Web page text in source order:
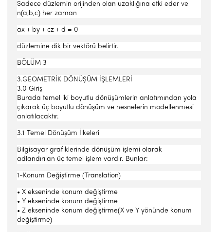
Sadece düzlemin orijinden olan uzaklığına etki eder ve
n(a,b,c) her zaman
ax + by + cz + d = 0
düzlemine dik bir vektörü belirtir.
BÖLÜM 3
3.GEOMETRİK DÖNÜŞÜM İŞLEMLERİ
3.0 Giriş
Burada temel iki boyutlu dönüşümlerin anlatımından yola
çıkarak üç boyutlu dönüşüm ve nesnelerin modellenmesi
anlatılacaktır.
3.1 Temel Dönüşüm İlkeleri
Bilgisayar grafiklerinde dönüşüm işlemi olarak
adlandırılan üç temel işlem vardır. Bunlar:
1-Konum Değiştirme (Translation)
• X ekseninde konum değiştirme
• Y ekseninde konum değiştirme
• Z ekseninde konum değiştirme(X ve Y yönünde konum
değiştirme)